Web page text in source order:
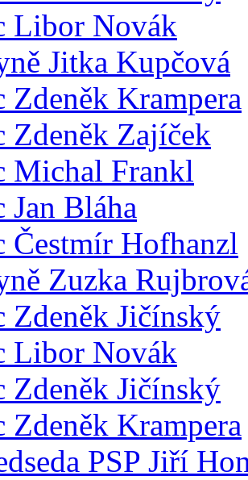
Libor Novák
Jitka Kupčová
Zdeněk Krampera
Zdeněk Zajíček
Michal Frankl
Jan Bláha
Čestmír Hofhanzl
Zuzka
Zdeněk Jičínský
Libor Novák
Zdeněk Jičínský
Zdeněk Krampera
PSP Jiří